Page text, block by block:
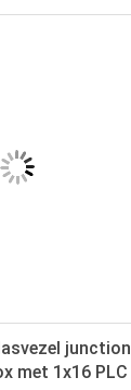
junction
met 1x16 PLC